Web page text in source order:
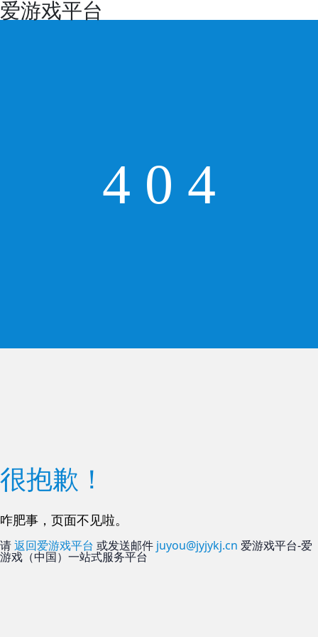
爱游戏平台
4 0 4
很抱歉！
咋肥事，页面不见啦。
请返回爱游戏平台 或发送邮件 juyou@jyjykj.cn 爱游戏平台-爱
游戏（中国）一站式服务平台